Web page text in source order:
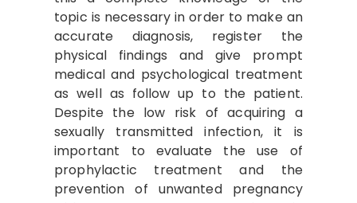
topic is necessary in order to make an
accurate diagnosis, register the
physical findings and give prompt
medical and psychological treatment
as well as follow up to the patient.
Despite the low risk of acquiring a
sexually transmitted infection, it is
important to evaluate the use of
prophylactic treatment and the
prevention of unwanted pregnancy